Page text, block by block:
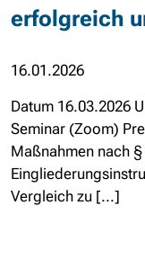
erfolgreich
16.01.2026
Datum 16.03.2026
Seminar (Zoom)
Maßnahmen nach §
Vergleich zu [...]